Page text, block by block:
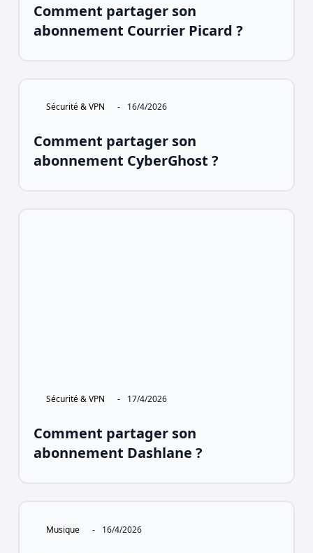
Comment partager son
abonnement Courrier Picard ?
Sécurité & VPN - 16/4/2026
Comment partager son
abonnement CyberGhost ?
Sécurité & VPN - 17/4/2026
Comment partager son
abonnement Dashlane ?
Musique - 16/4/2026